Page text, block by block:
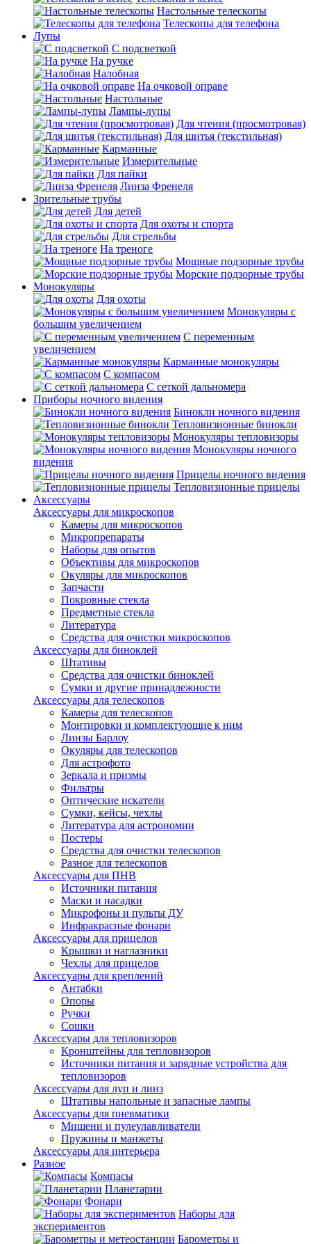
Настольные телескопы
Телескопы для телефона
Лупы
С подсветкой
На ручке
Налобная
На очковой оправе
Настольные
Лампы-лупы
Для чтения (просмотровая)
Для шитья (текстильная)
Карманные
Измерительные
Для пайки
Линза Френеля
Зрительные трубы
Для детей
Для охоты и спорта
Для стрельбы
На треноге
Мощные подзорные трубы
Морские подзорные трубы
Монокуляры
Для охоты
Монокуляры с
большим увеличением
С переменным
увеличением
Карманные монокуляры
С компасом
С сеткой дальномера
Приборы ночного видения
Бинокли ночного видения
Тепловизионные бинокли
Монокуляры тепловизоры
Монокуляры ночного
видения
Прицелы ночного видения
Тепловизионные прицелы
Аксессуары
Аксессуары для микроскопов
Камеры для микроскопов
Микропрепараты
Наборы для опытов
Объективы для микроскопов
Окуляры для микроскопов
Запчасти
Покровные стекла
Предметные стекла
Литература
Средства для очистки микроскопов
Аксессуары для биноклей
Штативы
Средства для очистки биноклей
Сумки и другие принадлежности
Аксессуары для телескопов
Камеры для телескопов
Монтировки и комплектующие к ним
Линзы Барлоу
Окуляры для телескопов
Для астрофото
Зеркала и призмы
Фильтры
Оптические искатели
Сумки, кейсы, чехлы
Литература для астрономии
Постеры
Средства для очистки телескопов
Разное для телескопов
Аксессуары для ПНВ
Источники питания
Маски и насадки
Микрофоны и пульты ДУ
Инфракрасные фонари
Аксессуары для прицелов
Крышки и наглазники
Чехлы для прицелов
Аксессуары для креплений
Антабки
Опоры
Ручки
Сошки
Аксессуары для тепловизоров
Кронштейны для тепловизоров
Источники питания и зарядные устройства для
тепловизоров
Аксессуары для луп и линз
Штативы напольные и запасные лампы
Аксессуары для пневматики
Мишени и пулеулавливатели
Пружины и манжеты
Аксессуары для интерьера
Разное
Компасы
Планетарии
Фонари
Наборы для
экспериментов
Барометры и